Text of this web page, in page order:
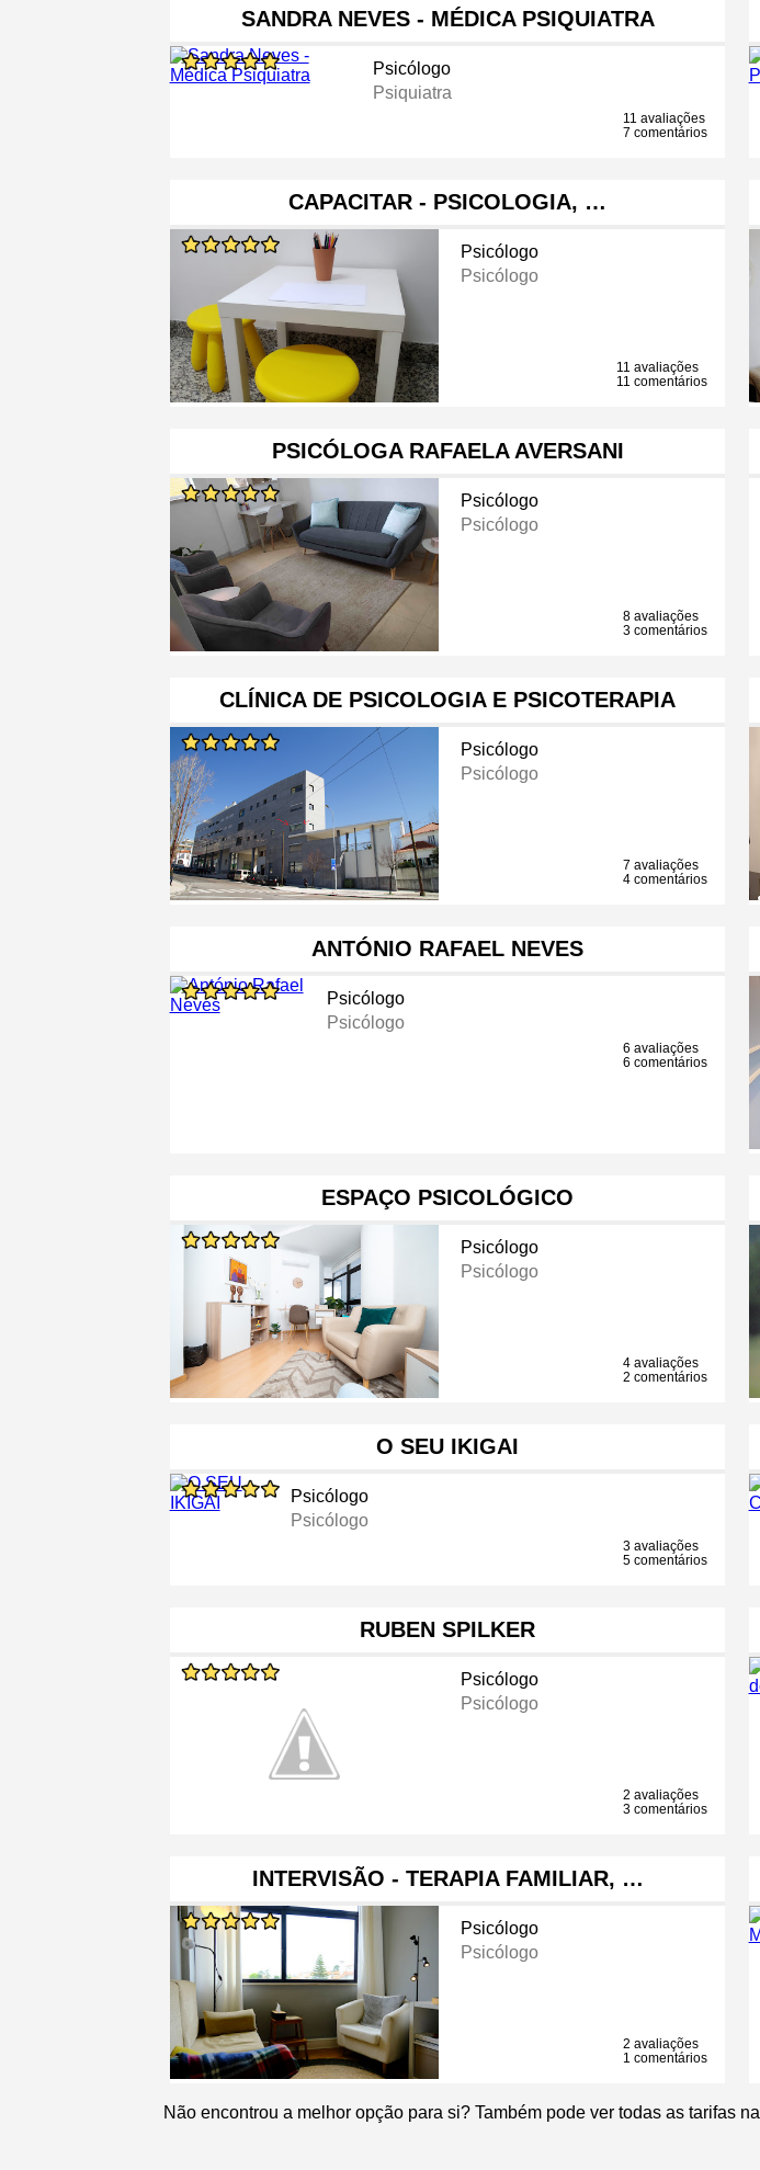
SANDRA NEVES - MÉDICA PSIQUIATRA
Psicólogo
Psiquiatra
11 avaliações
7 comentários
CAPACITAR - PSICOLOGIA, …
Psicólogo
Psicólogo
11 avaliações
11 comentários
PSICÓLOGA RAFAELA AVERSANI
Psicólogo
Psicólogo
8 avaliações
3 comentários
CLÍNICA DE PSICOLOGIA E PSICOTERAPIA
Psicólogo
Psicólogo
7 avaliações
4 comentários
ANTÓNIO RAFAEL NEVES
Psicólogo
Psicólogo
6 avaliações
6 comentários
ESPAÇO PSICOLÓGICO
Psicólogo
Psicólogo
4 avaliações
2 comentários
O SEU IKIGAI
Psicólogo
Psicólogo
3 avaliações
5 comentários
RUBEN SPILKER
Psicólogo
Psicólogo
2 avaliações
3 comentários
INTERVISÃO - TERAPIA FAMILIAR, …
Psicólogo
Psicólogo
2 avaliações
1 comentários
Não encontrou a melhor opção para si? Também pode ver todas as tarifas na